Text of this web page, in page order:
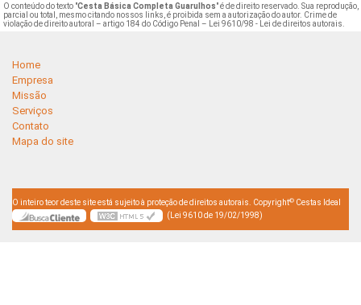
O conteúdo do texto "Cesta Básica Completa Guarulhos" é de direito reservado. Sua reprodução,
parcial ou total, mesmo citando nossos links, é proibida sem a autorização do autor. Crime de
violação de direito autoral – artigo 184 do Código Penal –
Lei 9610/98 - Lei de direitos autorais
Home
Empresa
Missão
Serviços
Contato
Mapa do site
O inteiro teor deste site está sujeito à proteção de direitos autorais. Copyright© Cestas Ideal
(Lei 9610 de 19/02/1998)